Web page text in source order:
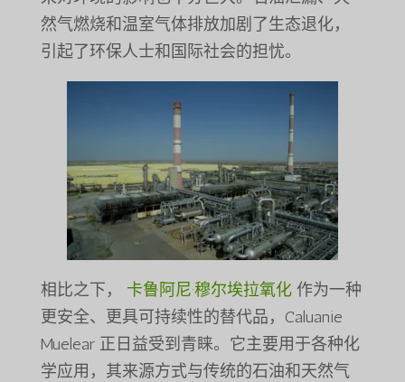
然气燃烧和温室气体排放加剧了生态退化，
引起了环保人士和国际社会的担忧。
相比之下， 卡鲁阿尼·穆尔埃拉氧化作为一种
更安全、更具可持续性的替代品，Caluanie
Muelear 正日益受到青睐。它主要用于各种化
学应用，其来源方式与传统的石油和天然气